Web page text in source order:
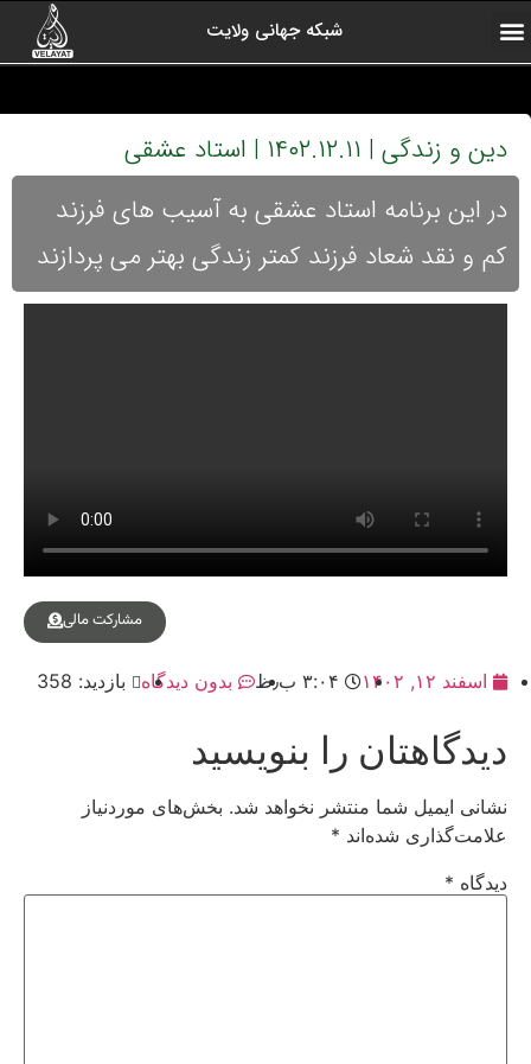
شبکه جهانی ولایت
دین و زندگی | ۱۴۰۲.۱۲.۱۱ | استاد عشقی
در این برنامه استاد عشقی به آسیب های فرزند
کم و نقد شعاد فرزند کمتر زندگی بهتر می پردازند
مشارکت مالی
اسفند ۱۲, ۱۴۰۲ ۳:۰۴ ب٫ظ بدون دیدگاه بازدید: 358
دیدگاهتان را بنویسید
نشانی ایمیل شما منتشر نخواهد شد. بخش‌های موردنیاز
علامت‌گذاری شده‌اند *
دیدگاه *